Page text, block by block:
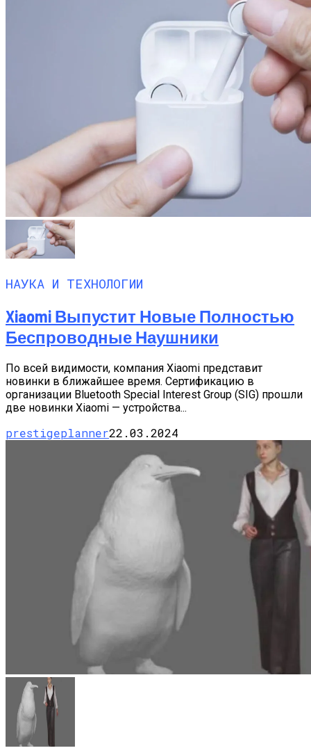
НАУКА И ТЕХНОЛОГИИ
Xiaomi Выпустит Новые Полностью
Беспроводные Наушники
По всей видимости, компания Xiaomi представит
новинки в ближайшее время. Сертификацию в
организации Bluetooth Special Interest Group (SIG) прошли
две новинки Xiaomi — устройства...
prestigeplanner22.03.2024